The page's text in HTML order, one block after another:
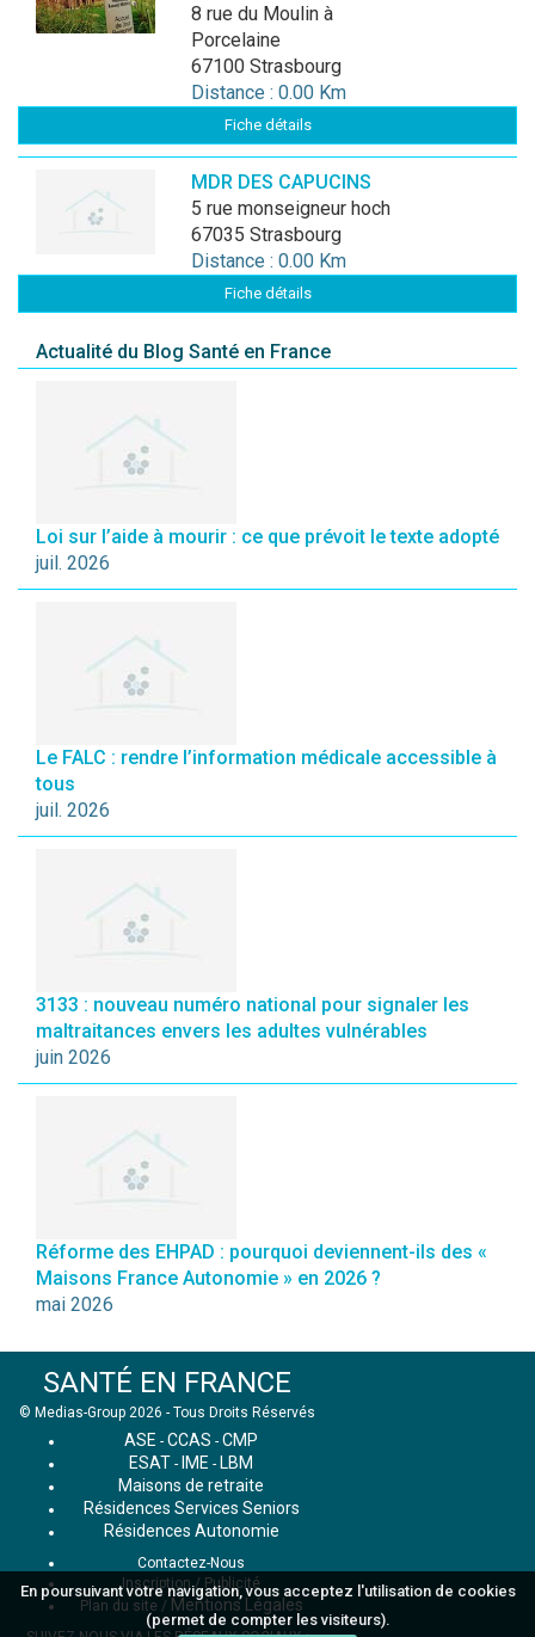
En poursuivant votre navigation, vous acceptez l'utilisation de cookies
(permet de compter les visiteurs).
8 rue du Moulin à
Porcelaine
67100 Strasbourg
Distance : 0.00 Km
Fiche détails
MDR DES CAPUCINS
5 rue monseigneur hoch
67035 Strasbourg
Distance : 0.00 Km
Fiche détails
Actualité du Blog Santé en France
Loi sur l’aide à mourir : ce que prévoit le texte adopté
juil. 2026
Le FALC : rendre l’information médicale accessible à
tous
juil. 2026
3133 : nouveau numéro national pour signaler les
maltraitances envers les adultes vulnérables
juin 2026
Réforme des EHPAD : pourquoi deviennent-ils des «
Maisons France Autonomie » en 2026 ?
mai 2026
SANTÉ EN FRANCE
© Medias-Group 2026 - Tous Droits Réservés
ASE - CCAS - CMP
ESAT - IME - LBM
Maisons de retraite
Résidences Services Seniors
Résidences Autonomie
Contactez-Nous
Inscription / Publicité
Plan du site / Mentions Légales